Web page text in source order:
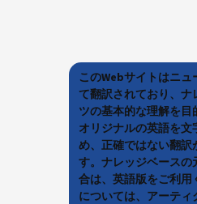
このWebサイトはニ
て翻訳されており、ナ
ツの基本的な理解を目
オリジナルの英語を
め、正確ではない翻訳
す。ナレッジベースの
合は、英語版をご利用
については、アーテ